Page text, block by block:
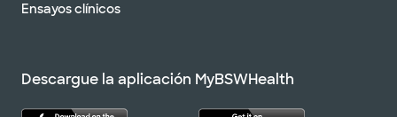
Ensayos clínicos
Descargue la aplicación MyBSWHealth